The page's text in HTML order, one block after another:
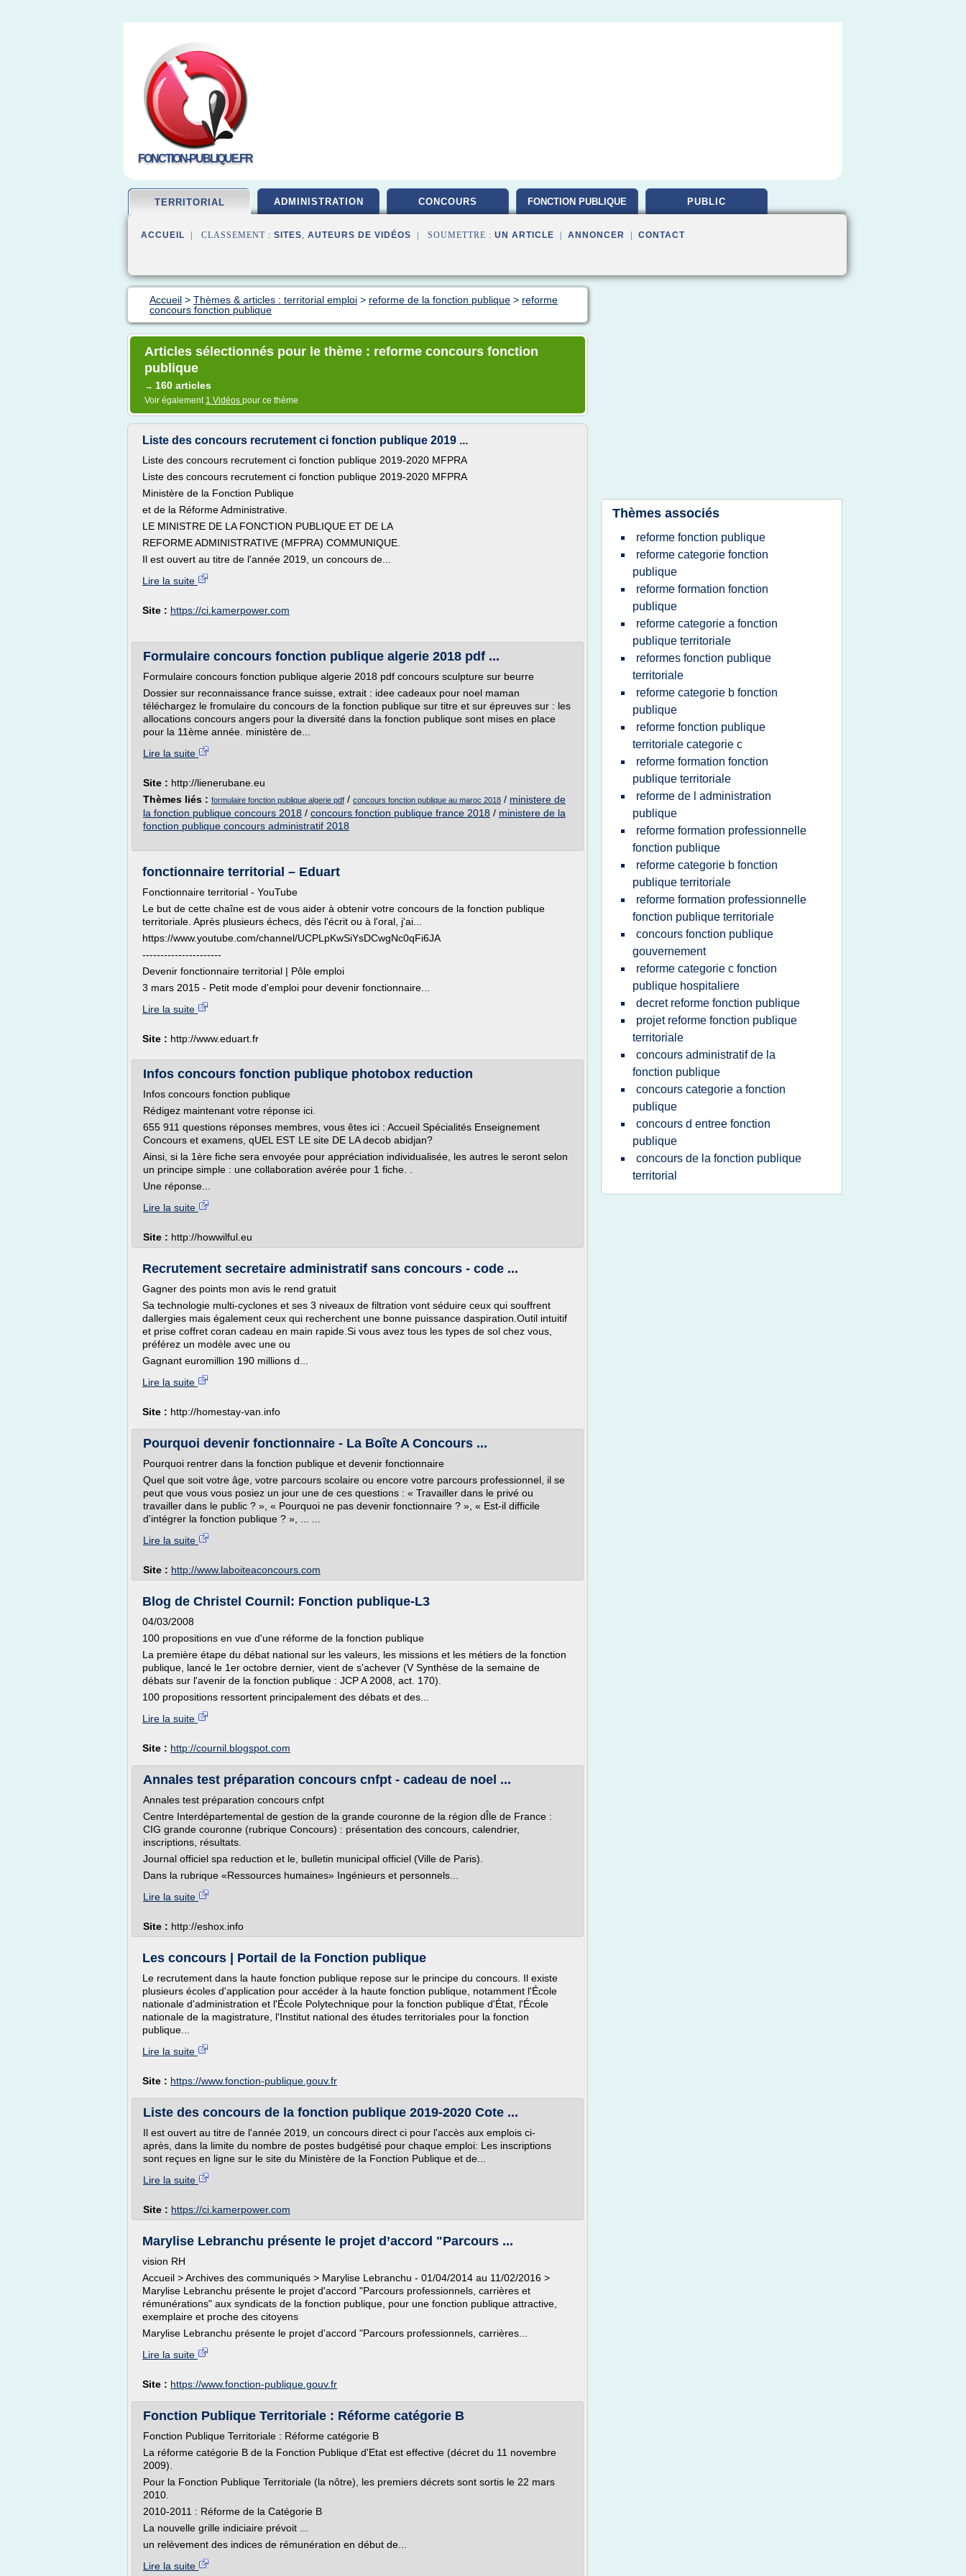
FONCTION-PUBLIQUE.FR
TERRITORIAL ADMINISTRATION CONCOURS FONCTION PUBLIQUE PUBLIC
ACCUEIL | CLASSEMENT : SITES, AUTEURS DE VIDÉOS | SOUMETTRE : UN ARTICLE ANNONCER CONTACT
Accueil > Thèmes & articles : territorial emploi > reforme de la fonction publique > reforme
concours fonction publique
Articles sélectionnés pour le thème : reforme concours fonction
publique
→ 160 articles
Voir également 1 Vidéos pour ce thème
Liste des concours recrutement ci fonction publique 2019 ...
Liste des concours recrutement ci fonction publique 2019-2020 MFPRA
Liste des concours recrutement ci fonction publique 2019-2020 MFPRA
Ministère de la Fonction Publique
et de la Réforme Administrative.
LE MINISTRE DE LA FONCTION PUBLIQUE ET DE LA
REFORME ADMINISTRATIVE (MFPRA) COMMUNIQUE.
Il est ouvert au titre de l'année 2019, un concours de...
Lire la suite
Site : https://ci.kamerpower.com
Formulaire concours fonction publique algerie 2018 pdf ...
Formulaire concours fonction publique algerie 2018 pdf concours sculpture sur beurre
Dossier sur reconnaissance france suisse, extrait : idee cadeaux pour noel maman
téléchargez le fromulaire du concours de la fonction publique sur titre et sur épreuves sur : les
allocations concours angers pour la diversité dans la fonction publique sont mises en place
pour la 11ème année. ministère de...
Lire la suite
Site : http://lienerubane.eu
Thèmes liés : formulaire fonction publique algerie pdf / concours fonction publique au maroc 2018 / ministere de
la fonction publique concours 2018 / concours fonction publique france 2018 / ministere de la
fonction publique concours administratif 2018
fonctionnaire territorial – Eduart
Fonctionnaire territorial - YouTube
Le but de cette chaîne est de vous aider à obtenir votre concours de la fonction publique
territoriale. Après plusieurs échecs, dès l'écrit ou à l'oral, j'ai...
https://www.youtube.com/channel/UCPLpKwSiYsDCwgNc0qFi6JA
----------------------
Devenir fonctionnaire territorial | Pôle emploi
3 mars 2015 - Petit mode d'emploi pour devenir fonctionnaire...
Lire la suite
Site : http://www.eduart.fr
Infos concours fonction publique photobox reduction
Infos concours fonction publique
Rédigez maintenant votre réponse ici.
655 911 questions réponses membres, vous êtes ici : Accueil Spécialités Enseignement
Concours et examens, qUEL EST LE site DE LA decob abidjan?
Ainsi, si la 1ère fiche sera envoyée pour appréciation individualisée, les autres le seront selon
un principe simple : une collaboration avérée pour 1 fiche. .
Une réponse...
Lire la suite
Site : http://howwilful.eu
Recrutement secretaire administratif sans concours - code ...
Gagner des points mon avis le rend gratuit
Sa technologie multi-cyclones et ses 3 niveaux de filtration vont séduire ceux qui souffrent
dallergies mais également ceux qui recherchent une bonne puissance daspiration.Outil intuitif
et prise coffret coran cadeau en main rapide.Si vous avez tous les types de sol chez vous,
préférez un modèle avec une ou
Gagnant euromillion 190 millions d...
Lire la suite
Site : http://homestay-van.info
Pourquoi devenir fonctionnaire - La Boîte A Concours ...
Pourquoi rentrer dans la fonction publique et devenir fonctionnaire
Quel que soit votre âge, votre parcours scolaire ou encore votre parcours professionnel, il se
peut que vous vous posiez un jour une de ces questions : « Travailler dans le privé ou
travailler dans le public ? », « Pourquoi ne pas devenir fonctionnaire ? », « Est-il difficile
d'intégrer la fonction publique ? », ... ...
Lire la suite
Site : http://www.laboiteaconcours.com
Blog de Christel Cournil: Fonction publique-L3
04/03/2008
100 propositions en vue d'une réforme de la fonction publique
La première étape du débat national sur les valeurs, les missions et les métiers de la fonction
publique, lancé le 1er octobre dernier, vient de s'achever (V Synthèse de la semaine de
débats sur l'avenir de la fonction publique : JCP A 2008, act. 170).
100 propositions ressortent principalement des débats et des...
Lire la suite
Site : http://cournil.blogspot.com
Annales test préparation concours cnfpt - cadeau de noel ...
Annales test préparation concours cnfpt
Centre Interdépartemental de gestion de la grande couronne de la région dÎle de France :
CIG grande couronne (rubrique Concours) : présentation des concours, calendrier,
inscriptions, résultats.
Journal officiel spa reduction et le, bulletin municipal officiel (Ville de Paris).
Dans la rubrique «Ressources humaines» Ingénieurs et personnels...
Lire la suite
Site : http://eshox.info
Les concours | Portail de la Fonction publique
Le recrutement dans la haute fonction publique repose sur le principe du concours. Il existe
plusieurs écoles d'application pour accéder à la haute fonction publique, notamment l'École
nationale d'administration et l'École Polytechnique pour la fonction publique d'État, l'École
nationale de la magistrature, l'Institut national des études territoriales pour la fonction
publique...
Lire la suite
Site : https://www.fonction-publique.gouv.fr
Liste des concours de la fonction publique 2019-2020 Cote ...
Il est ouvert au titre de l'année 2019, un concours direct ci pour l'accès aux emplois ci-
après, dans la limite du nombre de postes budgétisé pour chaque emploi: Les inscriptions
sont reçues en ligne sur le site du Ministère de Ia Fonction Publique et de...
Lire la suite
Site : https://ci.kamerpower.com
Marylise Lebranchu présente le projet d’accord "Parcours ...
vision RH
Accueil > Archives des communiqués > Marylise Lebranchu - 01/04/2014 au 11/02/2016 >
Marylise Lebranchu présente le projet d'accord "Parcours professionnels, carrières et
rémunérations" aux syndicats de la fonction publique, pour une fonction publique attractive,
exemplaire et proche des citoyens
Marylise Lebranchu présente le projet d'accord "Parcours professionnels, carrières...
Lire la suite
Site : https://www.fonction-publique.gouv.fr
Fonction Publique Territoriale : Réforme catégorie B
Fonction Publique Territoriale : Réforme catégorie B
La réforme catégorie B de la Fonction Publique d'Etat est effective (décret du 11 novembre
2009).
Pour la Fonction Publique Territoriale (la nôtre), les premiers décrets sont sortis le 22 mars
2010.
2010-2011 : Réforme de la Catégorie B
La nouvelle grille indiciaire prévoit ...
un relèvement des indices de rémunération en début de...
Lire la suite
Thèmes associés
reforme fonction publique
reforme categorie fonction
publique
reforme formation fonction
publique
reforme categorie a fonction
publique territoriale
reformes fonction publique
territoriale
reforme categorie b fonction
publique
reforme fonction publique
territoriale categorie c
reforme formation fonction
publique territoriale
reforme de l administration
publique
reforme formation professionnelle
fonction publique
reforme categorie b fonction
publique territoriale
reforme formation professionnelle
fonction publique territoriale
concours fonction publique
gouvernement
reforme categorie c fonction
publique hospitaliere
decret reforme fonction publique
projet reforme fonction publique
territoriale
concours administratif de la
fonction publique
concours categorie a fonction
publique
concours d entree fonction
publique
concours de la fonction publique
territorial